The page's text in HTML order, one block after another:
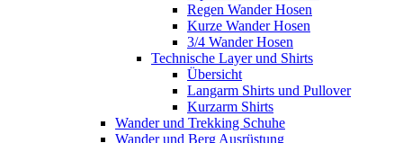
Regen Wander Hosen
Kurze Wander Hosen
3/4 Wander Hosen
Technische Layer und Shirts
Übersicht
Langarm Shirts und Pullover
Kurzarm Shirts
Wander und Trekking Schuhe
Wander und Berg Ausrüstung